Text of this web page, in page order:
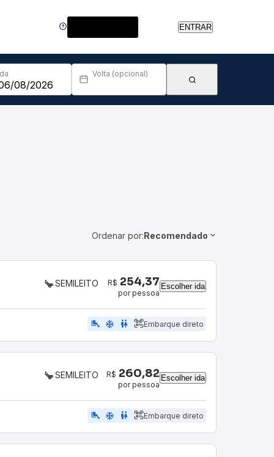
ENTRAR
Volta (opcional)
Ordenar por:Recomendado
SEMILEITO R$ 254,37
por pessoa
Escolher ida
airline_seat_legroom_extra ac_unit WC Embarque direto
SEMILEITO R$ 260,82
por pessoa
Escolher ida
airline_seat_legroom_extra ac_unit WC Embarque direto